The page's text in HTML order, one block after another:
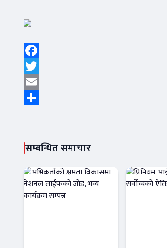
Facebook
Twitter
Email
सम्बन्धित समाचार